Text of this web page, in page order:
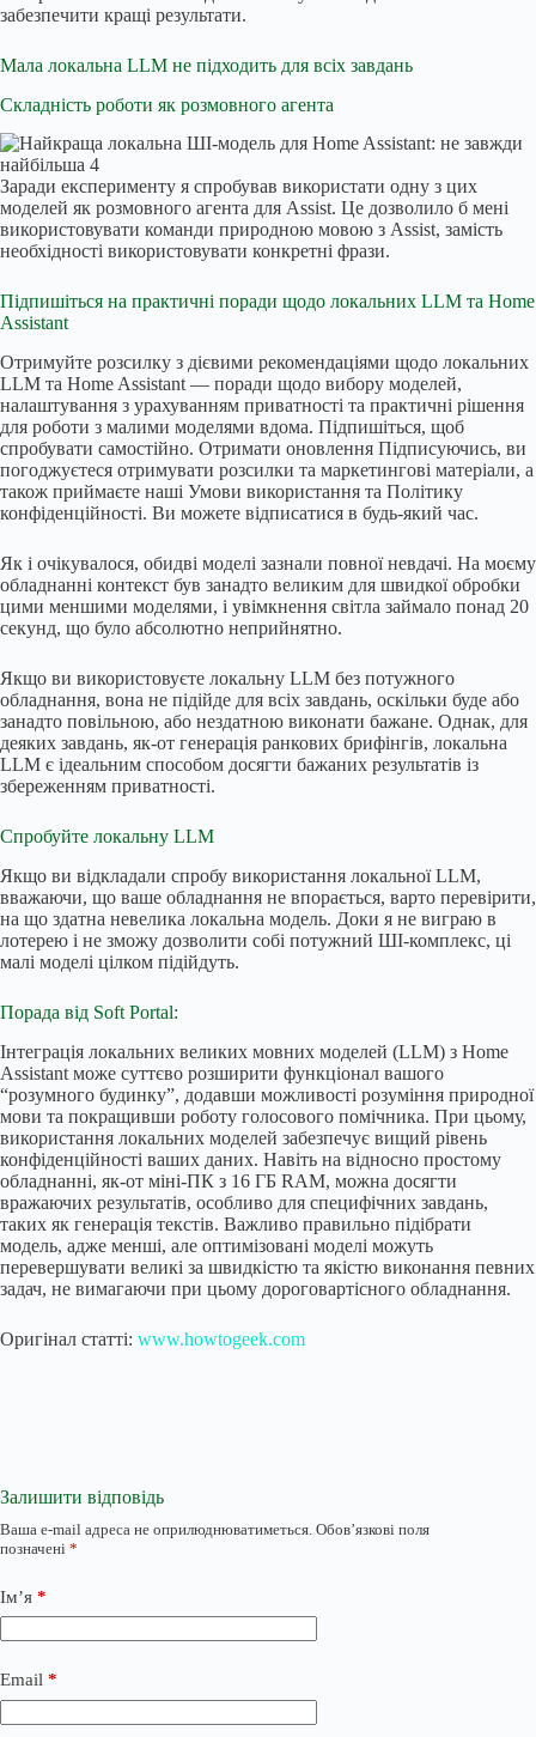
забезпечити кращі результати.
Мала локальна LLM не підходить для всіх завдань
Складність роботи як розмовного агента
Заради експерименту я спробував використати одну з цих
моделей як розмовного агента для Assist. Це дозволило б мені
використовувати команди природною мовою з Assist, замість
необхідності використовувати конкретні фрази.
Підпишіться на практичні поради щодо локальних LLM та Home
Assistant
Отримуйте розсилку з дієвими рекомендаціями щодо локальних
LLM та Home Assistant — поради щодо вибору моделей,
налаштування з урахуванням приватності та практичні рішення
для роботи з малими моделями вдома. Підпишіться, щоб
спробувати самостійно. Отримати оновлення Підписуючись, ви
погоджуєтеся отримувати розсилки та маркетингові матеріали, а
також приймаєте наші Умови використання та Політику
конфіденційності. Ви можете відписатися в будь-який час.
Як і очікувалося, обидві моделі зазнали повної невдачі. На моєму
обладнанні контекст був занадто великим для швидкої обробки
цими меншими моделями, і увімкнення світла займало понад 20
секунд, що було абсолютно неприйнятно.
Якщо ви використовуєте локальну LLM без потужного
обладнання, вона не підійде для всіх завдань, оскільки буде або
занадто повільною, або нездатною виконати бажане. Однак, для
деяких завдань, як-от генерація ранкових брифінгів, локальна
LLM є ідеальним способом досягти бажаних результатів із
збереженням приватності.
Спробуйте локальну LLM
Якщо ви відкладали спробу використання локальної LLM,
вважаючи, що ваше обладнання не впорається, варто перевірити,
на що здатна невелика локальна модель. Доки я не виграю в
лотерею і не зможу дозволити собі потужний ШІ-комплекс, ці
малі моделі цілком підійдуть.
Порада від Soft Portal:
Інтеграція локальних великих мовних моделей (LLM) з Home
Assistant може суттєво розширити функціонал вашого
“розумного будинку”, додавши можливості розуміння природної
мови та покращивши роботу голосового помічника. При цьому,
використання локальних моделей забезпечує вищий рівень
конфіденційності ваших даних. Навіть на відносно простому
обладнанні, як-от міні-ПК з 16 ГБ RAM, можна досягти
вражаючих результатів, особливо для специфічних завдань,
таких як генерація текстів. Важливо правильно підібрати
модель, адже менші, але оптимізовані моделі можуть
перевершувати великі за швидкістю та якістю виконання певних
задач, не вимагаючи при цьому дороговартісного обладнання.
Оригінал статті: www.howtogeek.com
Залишити відповідь
Ваша e-mail адреса не оприлюднюватиметься. Обов’язкові поля
позначені *
Ім’я *
Email *